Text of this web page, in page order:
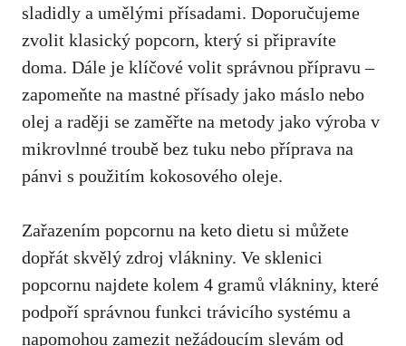
sladidly a umělými přísadami.‌ Doporučujeme
zvolit klasický popcorn, který si připravíte
doma. Dále je klíčové volit správnou přípravu –
zapomeňte na mastné přísady jako máslo nebo‍
olej a‌ raději se zaměřte na⁢ metody jako výroba‍ v
mikrovlnné troubě bez tuku nebo příprava na
pánvi ‍s použitím kokosového oleje.
Zařazením popcornu na keto dietu si můžete
dopřát​ skvělý zdroj vlákniny. Ve sklenici
popcornu najdete kolem 4 gramů vlákniny, které
podpoří správnou funkci trávicího systému a
napomohou zamezit nežádoucím slevám od